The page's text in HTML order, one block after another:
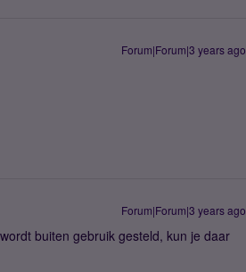
Forum|Forum|3 years ago
Forum|Forum|3 years ago
buiten gebruik gesteld, kun je daar